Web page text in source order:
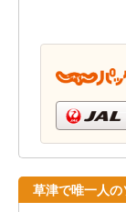
草津で唯一人